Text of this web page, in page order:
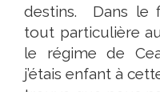
destins. Dans le
tout particulière
le régime de
j’étais enfant à